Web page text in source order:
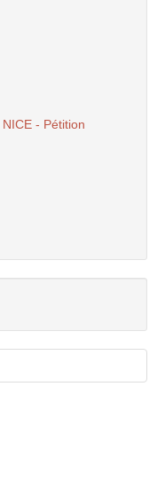
- Pétition